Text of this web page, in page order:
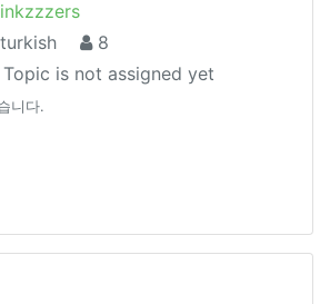
turkish
8
Topic is not assigned yet
니다.